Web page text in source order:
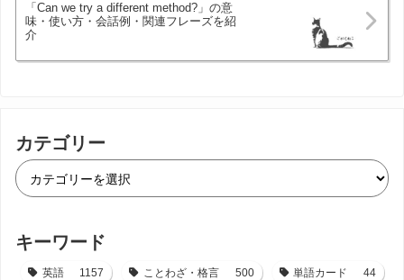
「Can we try a different method?」の意
味・使い方・会話例・関連フレーズを紹
介
カテゴリー
キーワード
英語 1157 ことわざ・格言 500 単語カード 44